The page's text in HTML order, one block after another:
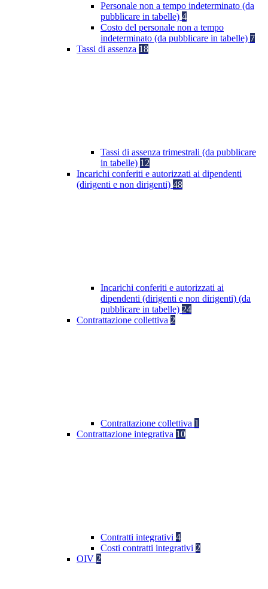
Personale non a tempo indeterminato (da
pubblicare in tabelle) 4
Costo del personale non a tempo
indeterminato (da pubblicare in tabelle) 7
Tassi di assenza 18
Tassi di assenza trimestrali (da pubblicare
in tabelle) 12
Incarichi conferiti e autorizzati ai dipendenti
(dirigenti e non dirigenti) 48
Incarichi conferiti e autorizzati ai
dipendenti (dirigenti e non dirigenti) (da
pubblicare in tabelle) 24
Contrattazione collettiva 2
Contrattazione collettiva 1
Contrattazione integrativa 10
Contratti integrativi 4
Costi contratti integrativi 2
OIV 2